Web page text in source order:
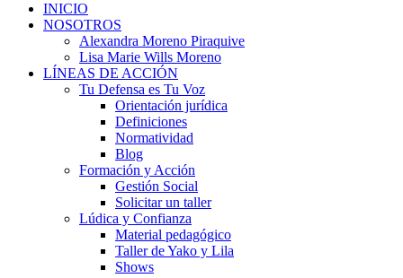
INICIO
NOSOTROS
Alexandra Moreno Piraquive
Lisa Marie Wills Moreno
LÍNEAS DE ACCIÓN
Tu Defensa es Tu Voz
Orientación jurídica
Definiciones
Normatividad
Blog
Formación y Acción
Gestión Social
Solicitar un taller
Lúdica y Confianza
Material pedagógico
Taller de Yako y Lila
Shows